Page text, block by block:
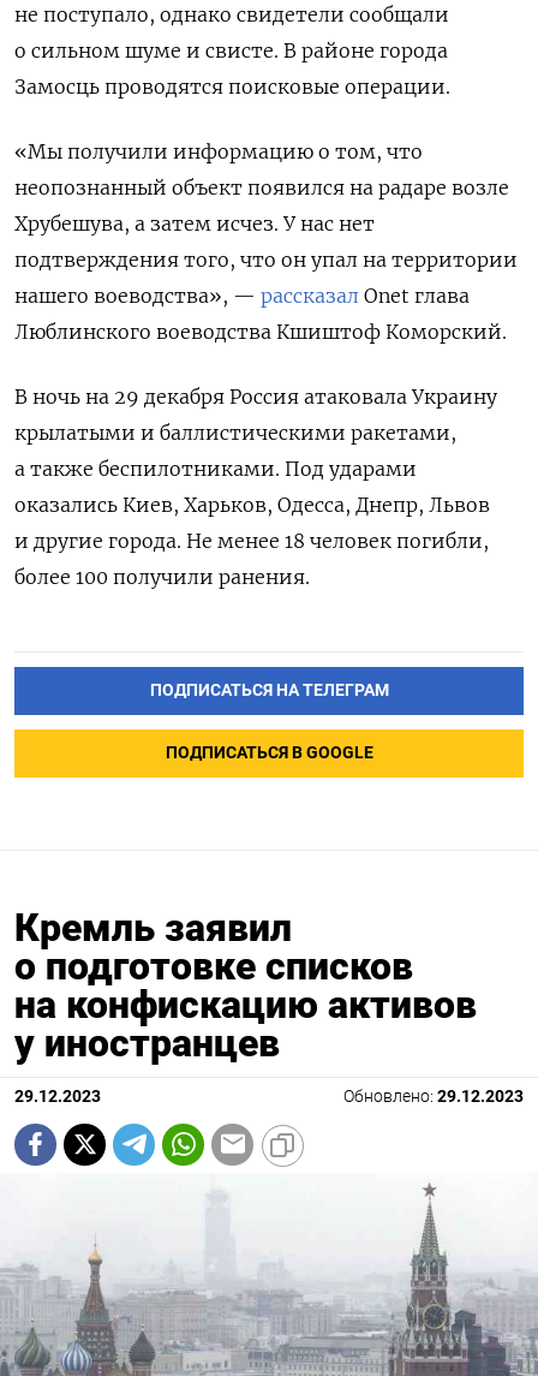
не поступало, однако свидетели сообщали
о сильном шуме и свисте. В районе города
Замосць проводятся поисковые операции.
«Мы получили информацию о том, что
неопознанный объект появился на радаре возле
Хрубешува, а затем исчез. У нас нет
подтверждения того, что он упал на территории
нашего воеводства», — рассказал Onet глава
Люблинского воеводства Кшиштоф Коморский.
В ночь на 29 декабря Россия атаковала Украину
крылатыми и баллистическими ракетами,
а также беспилотниками. Под ударами
оказались Киев, Харьков, Одесса, Днепр, Львов
и другие города. Не менее 18 человек погибли,
более 100 получили ранения.
ПОДПИСАТЬСЯ НА ТЕЛЕГРАМ
ПОДПИСАТЬСЯ В GOOGLE
Кремль заявил
о подготовке списков
на конфискацию активов
у иностранцев
29.12.2023 Обновлено: 29.12.2023